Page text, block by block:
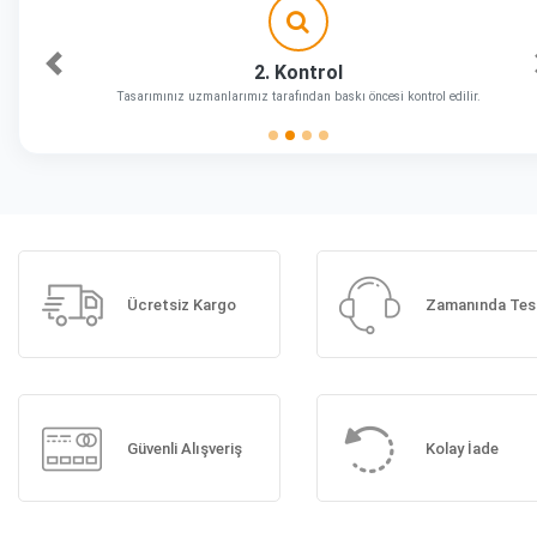
2. Kontrol
Tasarımınız uzmanlarımız tarafından baskı öncesi kontrol edilir.
Önceki
Ücretsiz Kargo Zamanında
Güvenli Alışveriş Kolay İade